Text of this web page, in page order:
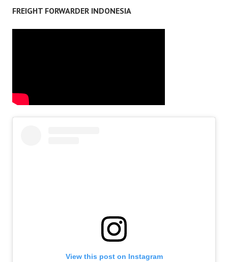
FREIGHT FORWARDER INDONESIA
View this post on Instagram